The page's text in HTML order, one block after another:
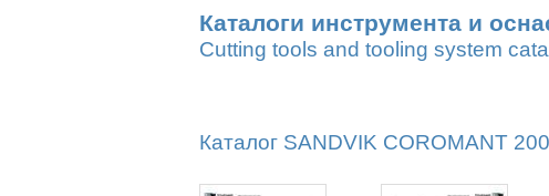
Каталоги инструмента и
Cutting tools and tooling system
Каталог SANDVIK COROMANT